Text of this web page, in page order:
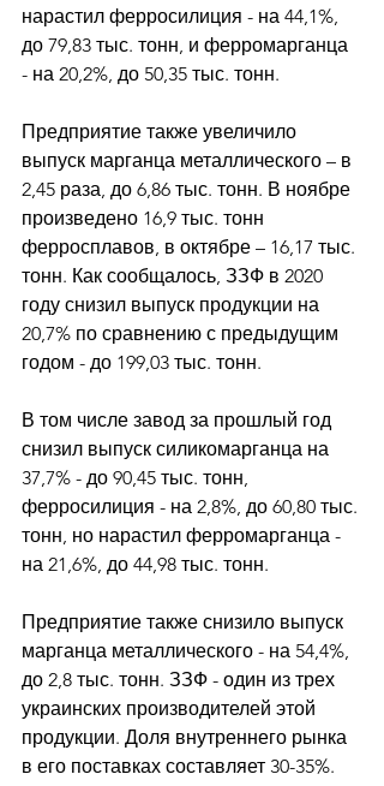
нарастил ферросилиция - на 44,1%,
до 79,83 тыс. тонн, и ферромарганца
- на 20,2%, до 50,35 тыс. тонн.
Предприятие также увеличило
выпуск марганца металлического – в
2,45 раза, до 6,86 тыс. тонн. В ноябре
произведено 16,9 тыс. тонн
ферросплавов, в октябре – 16,17 тыс.
тонн. Как сообщалось, ЗЗФ в 2020
году снизил выпуск продукции на
20,7% по сравнению с предыдущим
годом - до 199,03 тыс. тонн.
В том числе завод за прошлый год
снизил выпуск силикомарганца на
37,7% - до 90,45 тыс. тонн,
ферросилиция - на 2,8%, до 60,80 тыс.
тонн, но нарастил ферромарганца -
на 21,6%, до 44,98 тыс. тонн.
Предприятие также снизило выпуск
марганца металлического - на 54,4%,
до 2,8 тыс. тонн. ЗЗФ - один из трех
украинских производителей этой
продукции. Доля внутреннего рынка
в его поставках составляет 30-35%.